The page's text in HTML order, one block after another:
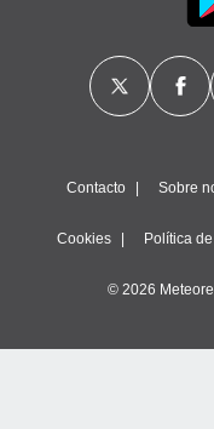
Contacto Sobre
Cookies Política
© 2026